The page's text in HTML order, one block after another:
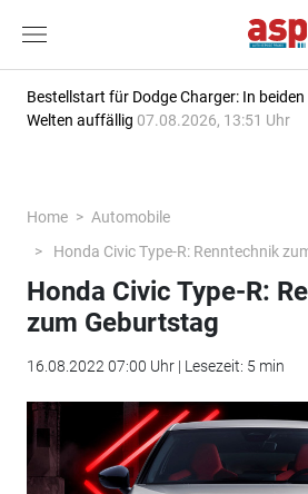
Bestellstart für Dodge Charger: In beiden
Welten auffällig 07.08.2026, 13:51 Uhr
Home
Automobile
Honda Civic Type-R: Renntechnik
Honda Civic Type-R:
zum Geburtstag
16.08.2022 07:00 Uhr | Lesezeit: 5 min